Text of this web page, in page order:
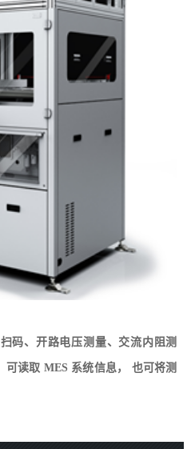
码、开路电压测量、交流内阻测
可读取 MES 系统信息， 也可将测